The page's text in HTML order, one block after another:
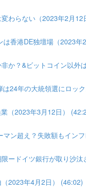
わらない（2023年2月12
香港DE独壇場（2023年
か？&ビットコイン以外
24年の大統領選にロッ
（2023年3月12日）
ン超え？失敗額もイン
ードイツ銀行が取り沙
2023年4月2日） (46:02)